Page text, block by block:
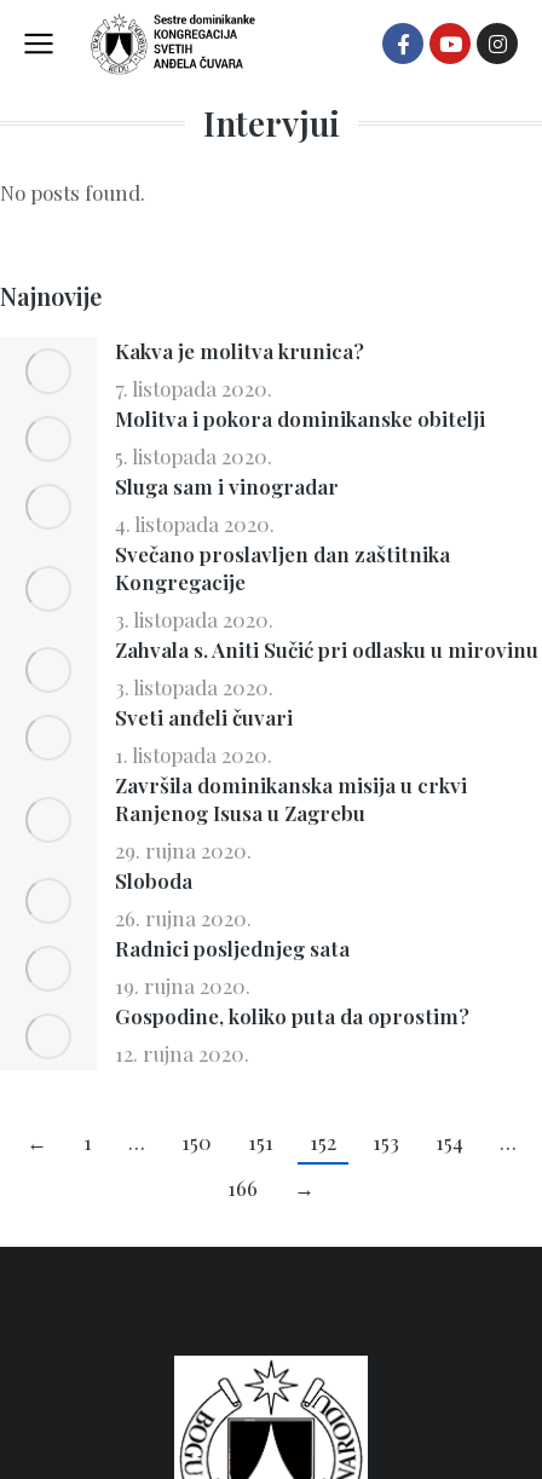
Intervjui
No posts found.
Najnovije
Kakva je molitva krunica?
7. listopada 2020.
Molitva i pokora dominikanske obitelji
5. listopada 2020.
Sluga sam i vinogradar
4. listopada 2020.
Svečano proslavljen dan zaštitnika
Kongregacije
3. listopada 2020.
Zahvala s. Aniti Sučić pri odlasku u mirovinu
3. listopada 2020.
Sveti anđeli čuvari
1. listopada 2020.
Završila dominikanska misija u crkvi
Ranjenog Isusa u Zagrebu
29. rujna 2020.
Sloboda
26. rujna 2020.
Radnici posljednjeg sata
19. rujna 2020.
Gospodine, koliko puta da oprostim?
12. rujna 2020.
← 1 … 150 151 152 153 154
…
166
→